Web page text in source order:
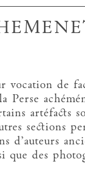
de
Perse
artéfacts
sections
d’auteurs
que des